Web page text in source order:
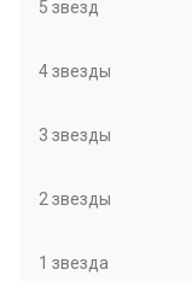
5 звезд
4 звезды
3 звезды
2 звезды
1 звезда